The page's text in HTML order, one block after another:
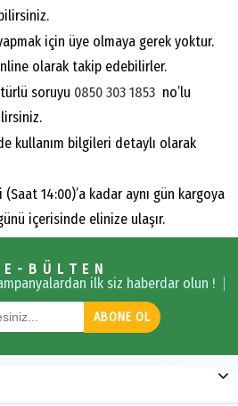
için üye olmaya gerek yoktur.
olarak takip edebilirler.
soruyu 0850 303 1853 no’lu
kullanım bilgileri detaylı olarak
14:00)’a kadar aynı gün kargoya
içerisinde elinize ulaşır.
E-BÜLTEN
ilk siz haberdar olun !
ABONE OL